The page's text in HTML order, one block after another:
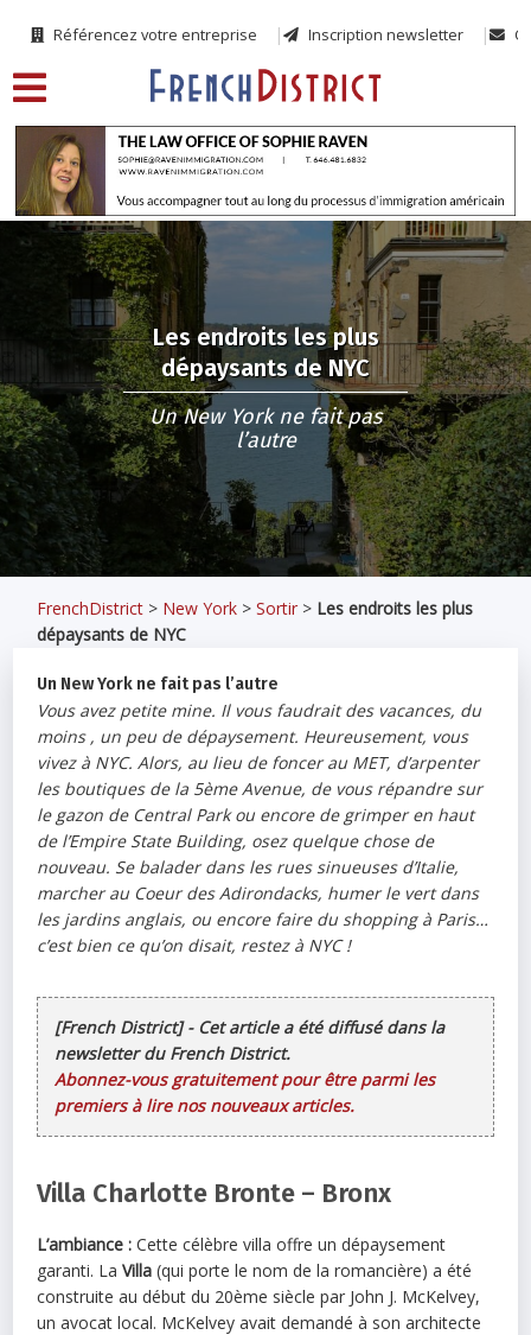
Référencez votre entreprise Inscription newsletter
Les endroits les plus
dépaysants de NYC
Un New York ne fait pas
l’autre
FrenchDistrict > New York >Sortir > Les endroits les plus
dépaysants de NYC
Un New York ne fait pas l’autre
Vous avez petite mine. Il vous faudrait des vacances, du
moins , un peu de dépaysement. Heureusement, vous
vivez à NYC. Alors, au lieu de foncer au MET, d’arpenter
les boutiques de la 5ème Avenue, de vous répandre sur
le gazon de Central Park ou encore de grimper en haut
de l’Empire State Building, osez quelque chose de
nouveau. Se balader dans les rues sinueuses d’Italie,
marcher au Coeur des Adirondacks, humer le vert dans
les jardins anglais, ou encore faire du shopping à Paris…
c’est bien ce qu’on disait, restez à NYC !
[French District] - Cet article a été diffusé dans la
newsletter du French District.
Abonnez-vous gratuitement pour être parmi les
premiers à lire nos nouveaux articles.
Villa Charlotte Bronte – Bronx
L’ambiance : Cette célèbre villa offre un dépaysement
garanti. La Villa (qui porte le nom de la romancière) a été
construite au début du 20ème siècle par John J. McKelvey,
un avocat local. McKelvey avait demandé à son architecte